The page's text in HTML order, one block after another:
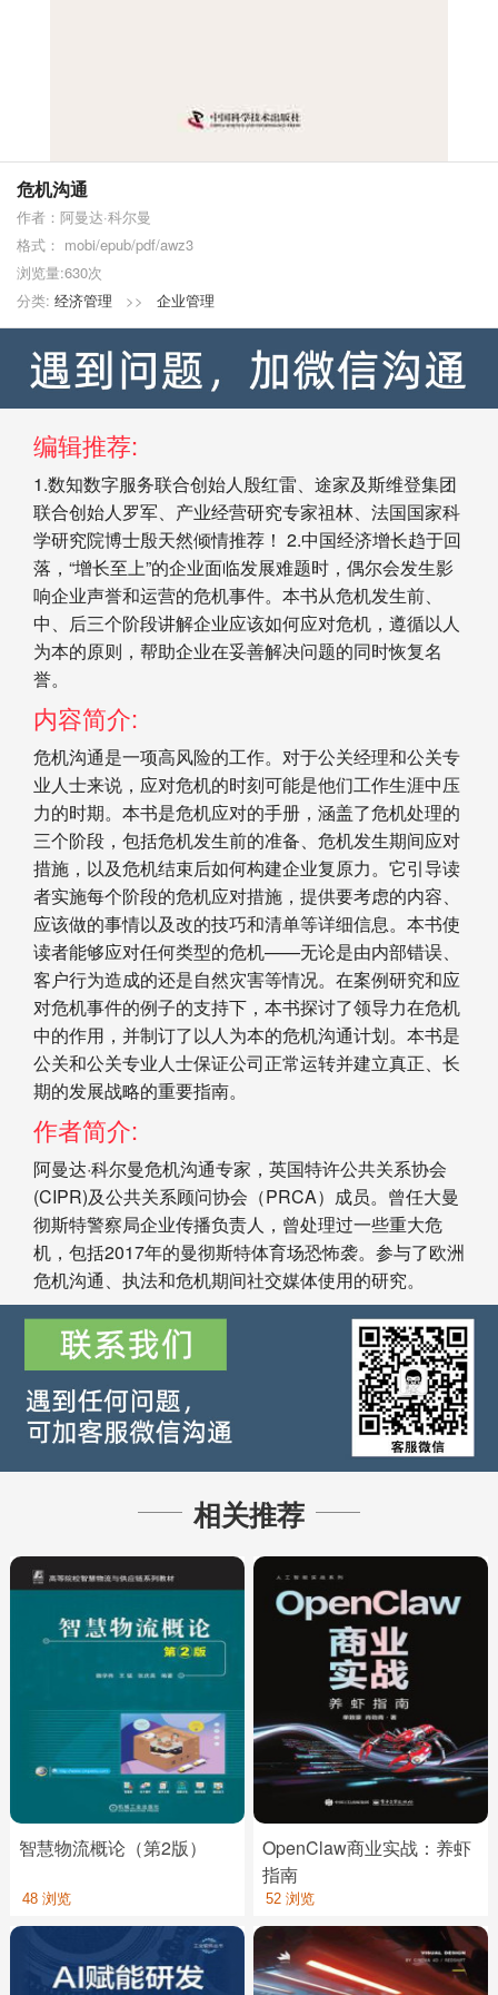
危机沟通
作者：阿曼达·科尔曼
格式： mobi/epub/pdf/awz3
浏览量:630次
分类: 经济管理 >> 企业管理
编辑推荐:
1.数知数字服务联合创始人殷红雷、途家及斯维登集团
联合创始人罗军、产业经营研究专家祖林、法国国家科
学研究院博士殷天然倾情推荐！ 2.中国经济增长趋于回
落，“增长至上”的企业面临发展难题时，偶尔会发生影
响企业声誉和运营的危机事件。本书从危机发生前、
中、后三个阶段讲解企业应该如何应对危机，遵循以人
为本的原则，帮助企业在妥善解决问题的同时恢复名
誉。
内容简介:
危机沟通是一项高风险的工作。对于公关经理和公关专
业人士来说，应对危机的时刻可能是他们工作生涯中压
力的时期。本书是危机应对的手册，涵盖了危机处理的
三个阶段，包括危机发生前的准备、危机发生期间应对
措施，以及危机结束后如何构建企业复原力。它引导读
者实施每个阶段的危机应对措施，提供要考虑的内容、
应该做的事情以及改的技巧和清单等详细信息。本书使
读者能够应对任何类型的危机——无论是由内部错误、
客户行为造成的还是自然灾害等情况。在案例研究和应
对危机事件的例子的支持下，本书探讨了领导力在危机
中的作用，并制订了以人为本的危机沟通计划。本书是
公关和公关专业人士保证公司正常运转并建立真正、长
期的发展战略的重要指南。
作者简介:
阿曼达·科尔曼危机沟通专家，英国特许公共关系协会
(CIPR)及公共关系顾问协会（PRCA）成员。曾任大曼
彻斯特警察局企业传播负责人，曾处理过一些重大危
机，包括2017年的曼彻斯特体育场恐怖袭。参与了欧洲
危机沟通、执法和危机期间社交媒体使用的研究。
相关推荐
智慧物流概论（第2版）
48 浏览
OpenClaw商业实战：养虾
指南
52 浏览